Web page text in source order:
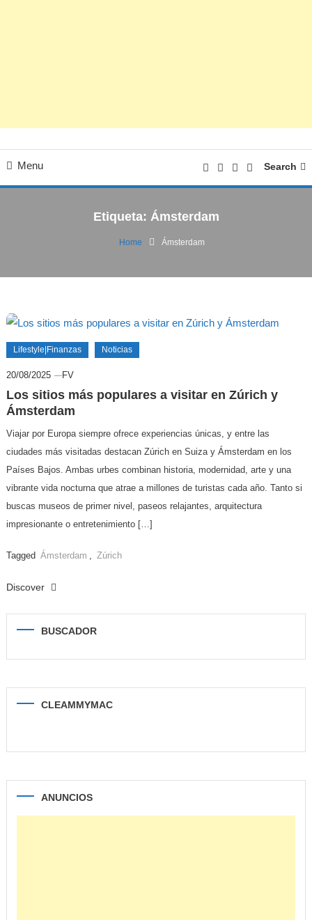
Menu Search
Etiqueta: Ámsterdam
Home Ámsterdam
Lifestyle|Finanzas Noticias
20/08/2025 FV
Los sitios más populares a visitar en Zúrich y
Ámsterdam
Viajar por Europa siempre ofrece experiencias únicas, y entre las
ciudades más visitadas destacan Zúrich en Suiza y Ámsterdam en los
Países Bajos. Ambas urbes combinan historia, modernidad, arte y una
vibrante vida nocturna que atrae a millones de turistas cada año. Tanto si
buscas museos de primer nivel, paseos relajantes, arquitectura
impresionante o entretenimiento […]
Tagged Ámsterdam Zúrich
Discover
BUSCADOR
CLEAMMYMAC
ANUNCIOS